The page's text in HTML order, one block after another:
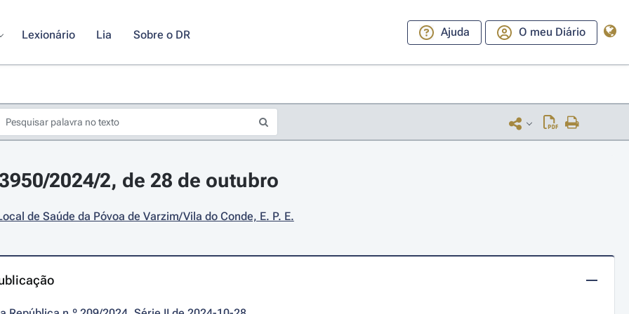
Lexionário Lia Sobre o DR Ajuda O meu Diário
2024/2, de 28 de outubro
de Saúde da Póvoa de Varzim/Vila do Conde, E. P. E.